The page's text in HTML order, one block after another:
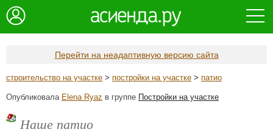
Перейти на неадаптивную версию сайта
строительство на участке > постройки на участке > патио
Опубликовала Elena Ryaz в группе Постройки на участке
Наше патио